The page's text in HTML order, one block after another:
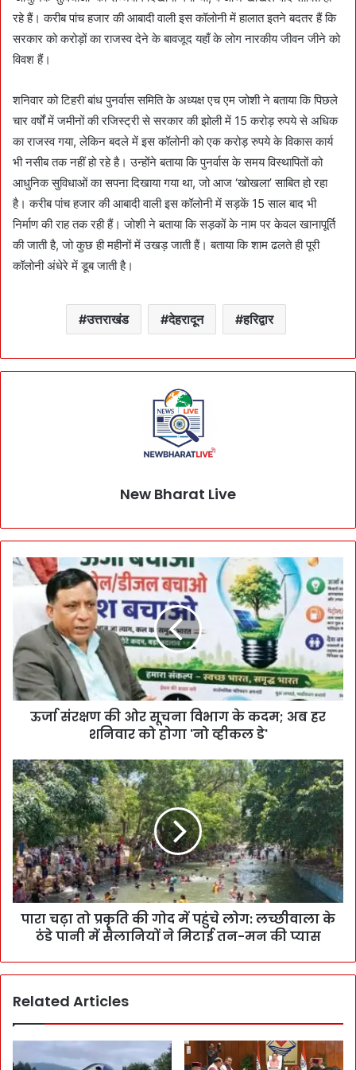
रहे हैं। करीब पांच हजार की आबादी वाली इस कॉलोनी में हालात इतने बदतर हैं कि
सरकार को करोड़ों का राजस्व देने के बावजूद यहाँ के लोग नारकीय जीवन जीने को
विवश हैं।
शनिवार को टिहरी बांध पुनर्वास समिति के अध्यक्ष एच एम जोशी ने बताया कि पिछले
चार वर्षों में जमीनों की रजिस्ट्री से सरकार की झोली में 15 करोड़ रुपये से अधिक
का राजस्व गया, लेकिन बदले में इस कॉलोनी को एक करोड़ रुपये के विकास कार्य
भी नसीब तक नहीं हो रहे है। उन्होंने बताया कि पुनर्वास के समय विस्थापितों को
आधुनिक सुविधाओं का सपना दिखाया गया था, जो आज ‘खोखला’ साबित हो रहा
है। करीब पांच हजार की आबादी वाली इस कॉलोनी में सड़कें 15 साल बाद भी
निर्माण की राह तक रही हैं। जोशी ने बताया कि सड़कों के नाम पर केवल खानापूर्ति
की जाती है, जो कुछ ही महीनों में उखड़ जाती हैं। बताया कि शाम ढलते ही पूरी
कॉलोनी अंधेरे में डूब जाती है।
उत्तराखंड देहरादून हरिद्वार
New Bharat Live
ऊर्जा संरक्षण की ओर सूचना विभाग के कदम; अब हर
शनिवार को होगा 'नो व्हीकल डे'
पारा चढ़ा तो प्रकृति की गोद में पहुंचे लोग: लच्छीवाला के
ठंडे पानी में सैलानियों ने मिटाई तन-मन की प्यास
Related Articles